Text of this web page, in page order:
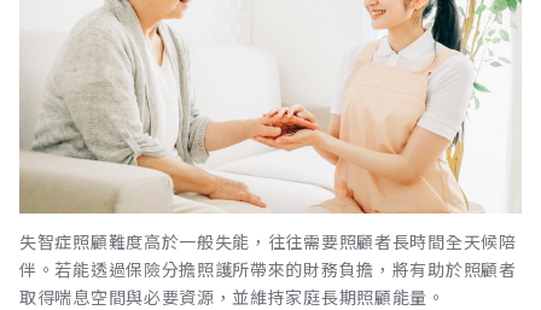
失智症照顧難度高於一般失能，往往需要照顧者長時間全天候陪
伴。若能透過保險分擔照護所帶來的財務負擔，將有助於照顧者
取得喘息空間與必要資源，並維持家庭長期照顧能量。